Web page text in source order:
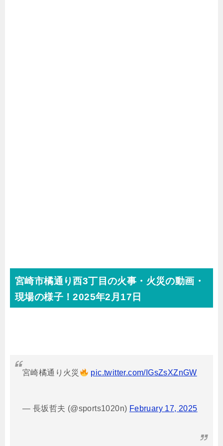
宮崎市橘通り西3丁目の火事・火災の動画・
現場の様子！2025年2月17日
宮崎橘通り火災 pic.twitter.com/IGsZsXZnGW
— 長坂哲夫 (@sports1020n) February 17, 2025